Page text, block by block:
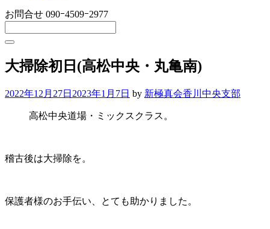
お問合せ 090ｰ4509ｰ2977
大掃除初日(高松中央・丸亀南)
2022年12月27日 2023年1月7日 by 新極真会香川中央支部
高松中央道場・ミックスクラス。
稽古後は大掃除を。
保護者様のお手伝い、とても助かりました。